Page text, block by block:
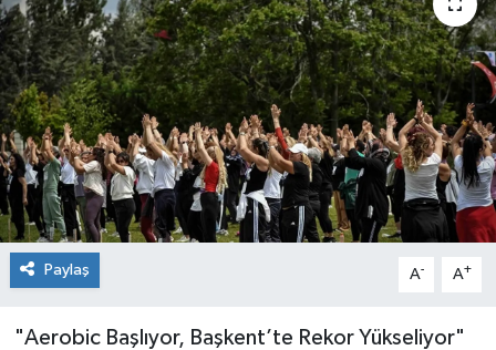
Paylaş A- A+
"Aerobic Başlıyor, Başkent’te Rekor Yükseliyor"